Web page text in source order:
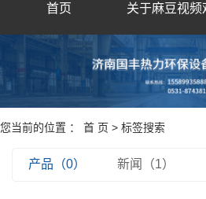
首页 关于麻豆视频
您当前的位置 ： 首 页 > 标签搜索
产品（0） 新闻（1）